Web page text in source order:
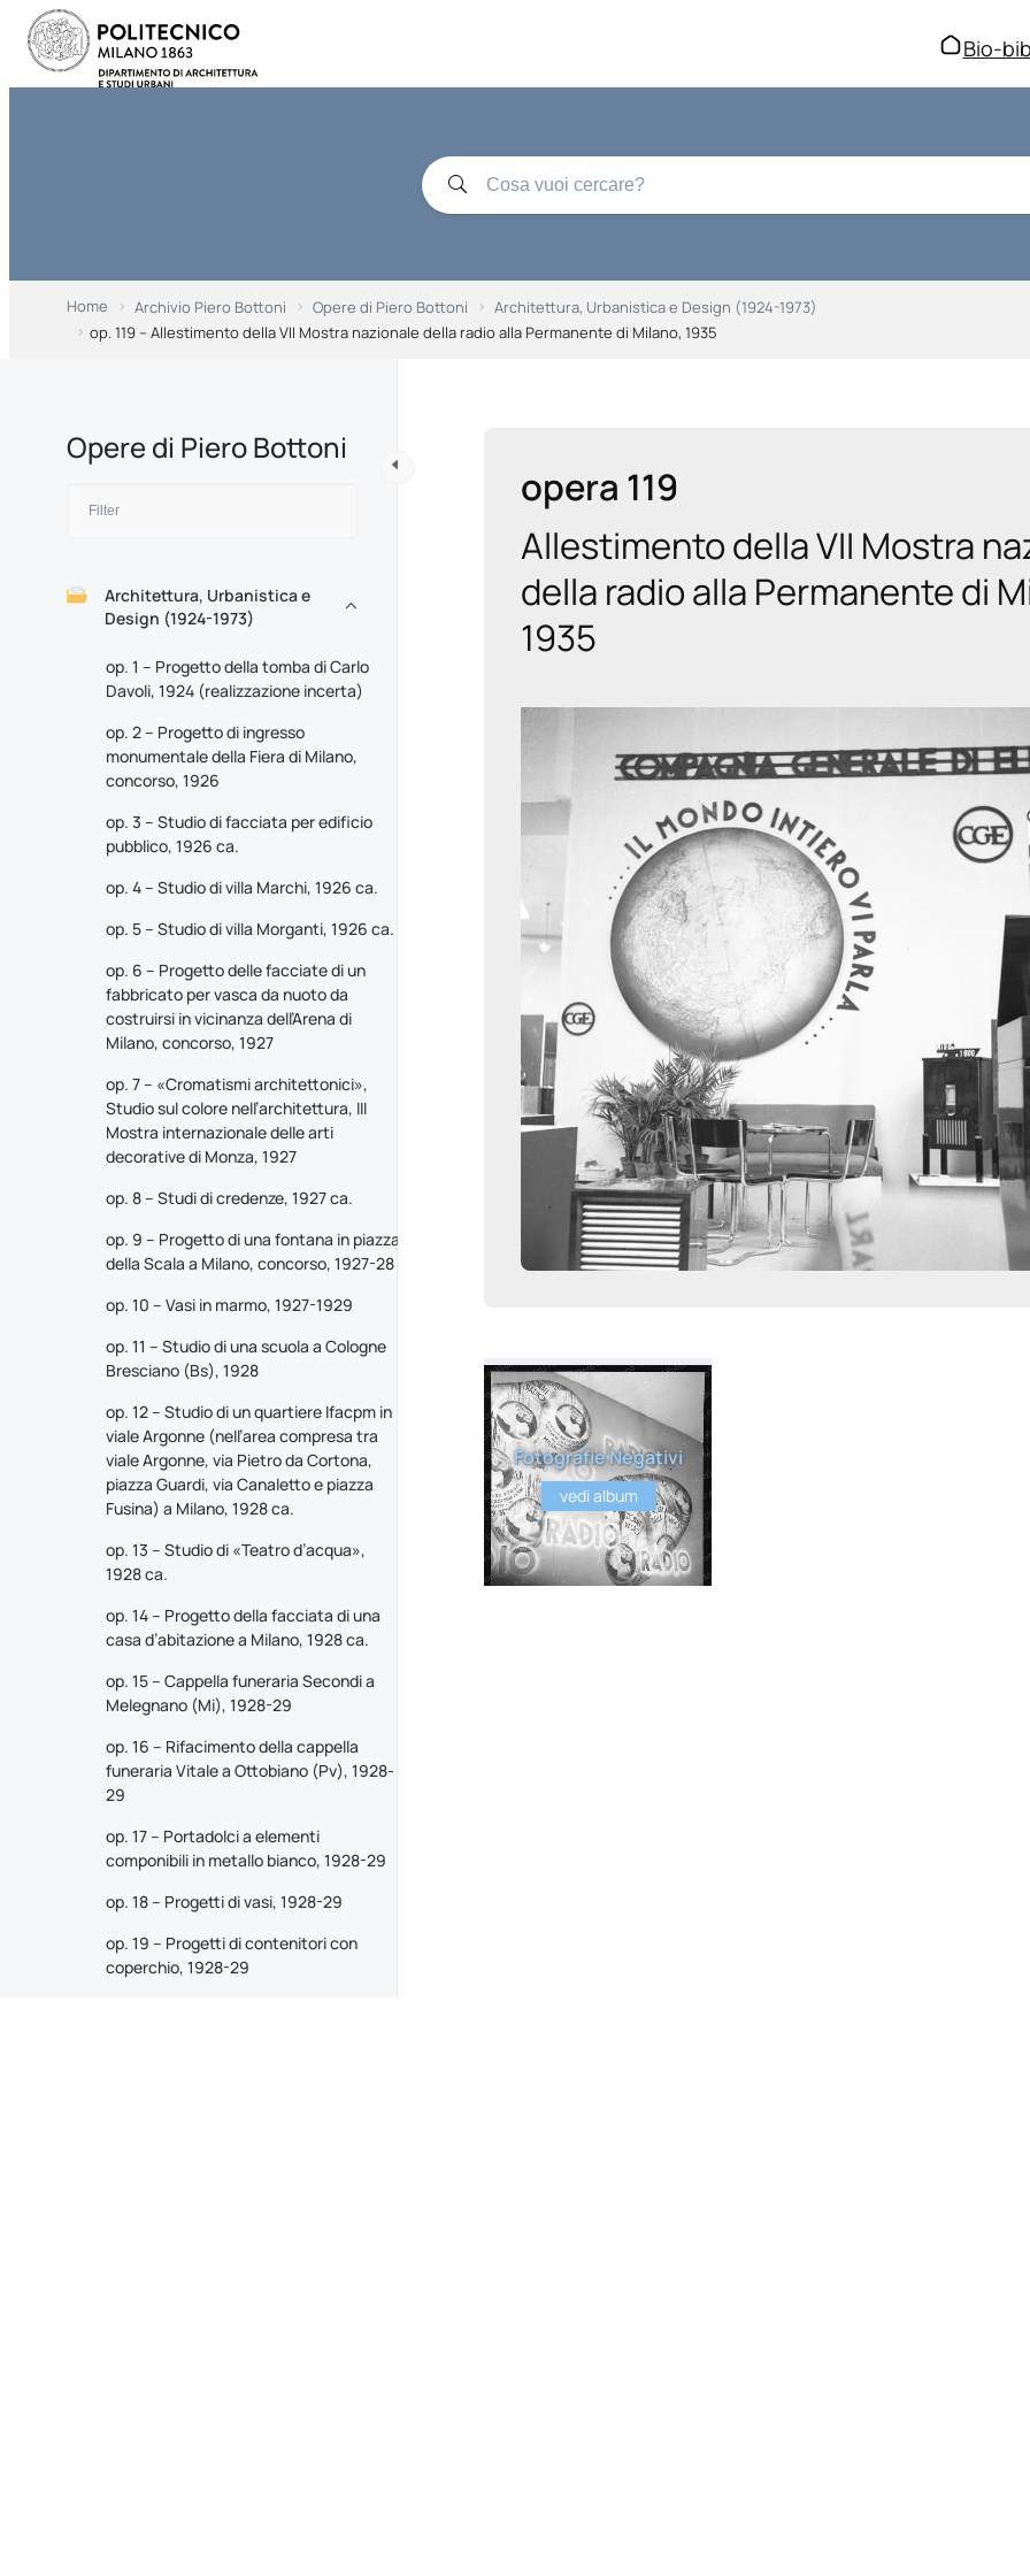
Bio-
Home Archivio Piero Bottoni Opere di Piero Bottoni
Architettura, Urbanistica e Design (1924-1973)
op. 119 – Allestimento della VII Mostra nazionale della radio alla Permanente di Milano, 1935
Opere di Piero Bottoni
Architettura, Urbanistica e
Design (1924-1973)
op. 1 – Progetto della tomba di Carlo
Davoli, 1924 (realizzazione incerta)
op. 2 – Progetto di ingresso
monumentale della Fiera di Milano,
concorso, 1926
op. 3 – Studio di facciata per edificio
pubblico, 1926 ca.
op. 4 – Studio di villa Marchi, 1926 ca.
op. 5 – Studio di villa Morganti, 1926 ca.
op. 6 – Progetto delle facciate di un
fabbricato per vasca da nuoto da
costruirsi in vicinanza dell’Arena di
Milano, concorso, 1927
op. 7 – «Cromatismi architettonici»,
Studio sul colore nell’architettura, III
Mostra internazionale delle arti
decorative di Monza, 1927
op. 8 – Studi di credenze, 1927 ca.
op. 9 – Progetto di una fontana in piazza
della Scala a Milano, concorso, 1927-28
op. 10 – Vasi in marmo, 1927-1929
op. 11 – Studio di una scuola a Cologne
Bresciano (Bs), 1928
op. 12 – Studio di un quartiere Ifacpm in
viale Argonne (nell’area compresa tra
viale Argonne, via Pietro da Cortona,
piazza Guardi, via Canaletto e piazza
Fusina) a Milano, 1928 ca.
op. 13 – Studio di «Teatro d’acqua»,
1928 ca.
op. 14 – Progetto della facciata di una
casa d’abitazione a Milano, 1928 ca.
op. 15 – Cappella funeraria Secondi a
Melegnano (Mi), 1928-29
op. 16 – Rifacimento della cappella
funeraria Vitale a Ottobiano (Pv), 1928-
29
op. 17 – Portadolci a elementi
componibili in metallo bianco, 1928-29
op. 18 – Progetti di vasi, 1928-29
op. 19 – Progetti di contenitori con
coperchio, 1928-29
opera 119
Allestimento della VII Mostra
della radio alla Permanente di
1935
Fotografie Negativi
vedi album